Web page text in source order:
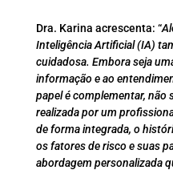
Dra. Karina acrescenta: “
Inteligência Artificial (IA)
cuidadosa. Embora seja
informação e ao
papel é complementar, não
realizada por um
de forma integrada, o
os fatores de risco e suas
abordagem personalizada